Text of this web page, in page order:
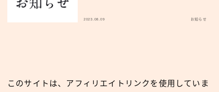
2023.08.09 お知らせ
このサイトは、アフィリエイトリンクを使用していま